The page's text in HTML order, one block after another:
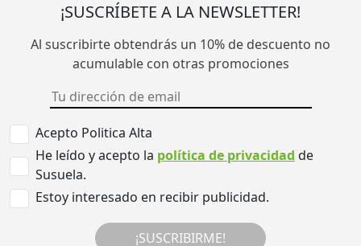
¡SUSCRÍBETE A LA NEWSLETTER!
Al suscribirte obtendrás un 10% de descuento no
acumulable con otras promociones
Acepto Politica Alta
He leído y acepto la política de privacidad de
Susuela.
Estoy interesado en recibir publicidad.
¡SUSCRIBIRME!